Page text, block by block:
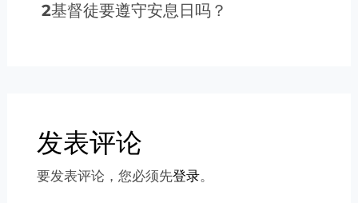
2基督徒要遵守安息日吗？
发表评论
要发表评论，您必须先登录。